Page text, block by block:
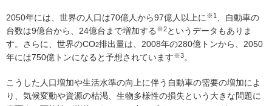
2050年には、世界の人口は70億人から97億人以上に ※1
、自動車の
台数は9億台から、24億台まで増加する ※2というデータもありま
す。さらに、世界のCO2排出量は、2008年の280億トンから、2050
年には750億トンになると予想されています※3。
こうした人口増加や生活水準の向上に伴う自動車の需要の増加によ
り、気候変動や資源の枯渇、生物多様性の損失という大きな問題に